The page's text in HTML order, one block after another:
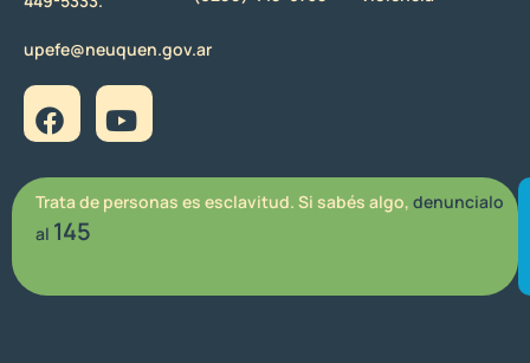
upefe@neuquen.gov.ar
Trata de personas es esclavitud. Si sabés algo, denuncialo
al 145